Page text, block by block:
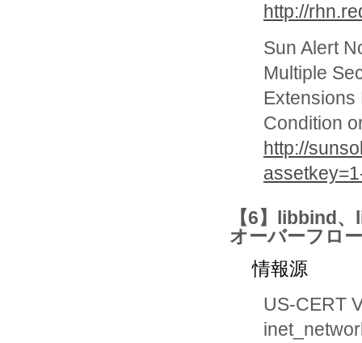
http://
Sun Alert
Multiple
Extensions
Condition
http://
【6】libbind
オーバーフロ
情報源
US-CERT